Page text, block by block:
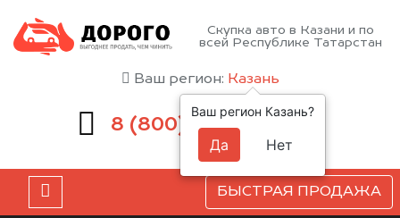
Скупка авто в Казани и по
всей Республике Татарстан
Ваш регион: Казань
8 (800) 551-81-15
БЫСТРАЯ ПРОДАЖА
Ваш регион Казань?
Да Нет